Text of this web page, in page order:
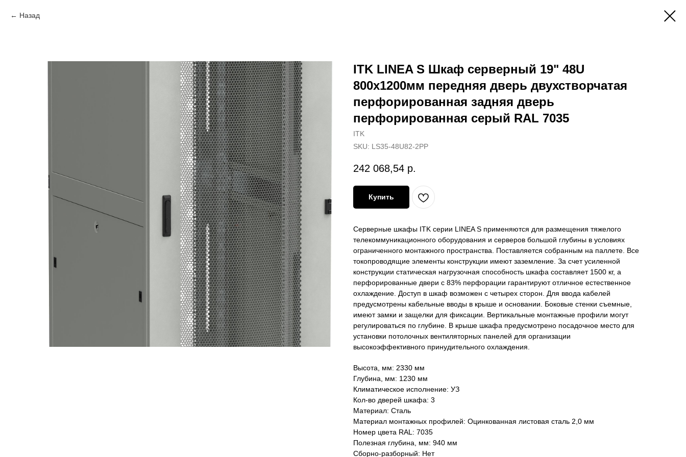
Назад
ITK LINEA S Шкаф серверный 19" 48U
800х1200мм передняя дверь двухстворчатая
перфорированная задняя дверь
перфорированная серый RAL 7035
ITK
SKU: LS35-48U82-2PP
242 068,54 р.
Купить
Серверные шкафы ITK серии LINEA S применяются для размещения тяжелого
телекоммуникационного оборудования и серверов большой глубины в условиях
ограниченного монтажного пространства. Поставляется собранным на паллете. Все
токопроводящие элементы конструкции имеют заземление. За счет усиленной
конструкции статическая нагрузочная способность шкафа составляет 1500 кг, а
перфорированные двери с 83% перфорации гарантируют отличное естественное
охлаждение. Доступ в шкаф возможен с четырех сторон. Для ввода кабелей
предусмотрены кабельные вводы в крыше и основании. Боковые стенки съемные,
имеют замки и защелки для фиксации. Вертикальные монтажные профили могут
регулироваться по глубине. В крыше шкафа предусмотрено посадочное место для
установки потолочных вентиляторных панелей для организации
высокоэффективного принудительного охлаждения.
Высота, мм: 2330 мм
Глубина, мм: 1230 мм
Климатическое исполнение: УЗ
Кол-во дверей шкафа: 3
Материал: Сталь
Материал монтажных профилей: Оцинкованная листовая сталь 2,0 мм
Номер цвета RAL: 7035
Полезная глубина, мм: 940 мм
Сборно-разборный: Нет